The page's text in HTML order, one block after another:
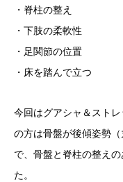
・脊柱の整え
・下肢の柔軟性
・足関節の位置
・床を踏んで立つ
今回はグアシャ＆スト
の方は骨盤が後傾姿勢
で、骨盤と脊柱の整え
た。